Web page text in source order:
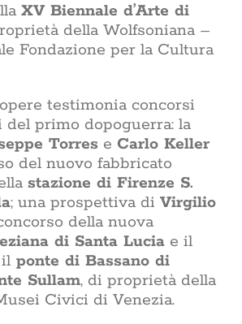
XV Biennale d’Arte di
della Wolfsoniana –
Fondazione per la Cultura
testimonia concorsi
primo dopoguerra: la
Torres e Carlo Keller
del nuovo fabbricato
stazione di Firenze S.
; una prospettiva di Virgilio
della nuova
di Santa Lucia e il
ponte di Bassano di
Sullam, di proprietà della
Civici di Venezia.